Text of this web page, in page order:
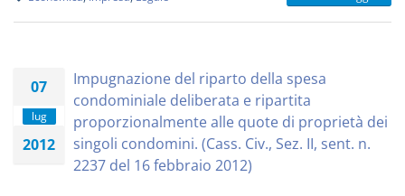
07
lug
2012
Impugnazione del riparto della spesa
condominiale deliberata e ripartita
proporzionalmente alle quote di proprietà dei
singoli condomini. (Cass. Civ., Sez. II, sent. n.
2237 del 16 febbraio 2012)